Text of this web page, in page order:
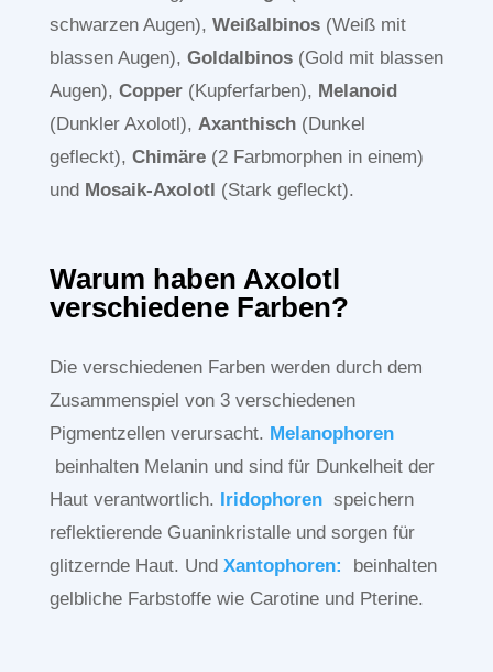
schwarzen Augen), Weißalbinos(Weiß mit
blassen Augen), Goldalbinos(Gold mit blassen
Augen), Copper(Kupferfarben), Melanoid
(Dunkler Axolotl), Axanthisch(Dunkel
gefleckt), Chimäre(2 Farbmorphen in einem)
und Mosaik-Axolotl (Stark gefleckt).
Warum haben Axolotl
verschiedene Farben?
Die verschiedenen Farben werden durch dem
Zusammenspiel von 3 verschiedenen
Pigmentzellen verursacht. Melanophoren
beinhalten Melanin und sind für Dunkelheit der
Haut verantwortlich.
Iridophoren speichern
reflektierende Guaninkristalle und sorgen für
glitzernde Haut. Und Xantophoren:
beinhalten
gelbliche Farbstoffe wie Carotine und Pterine.